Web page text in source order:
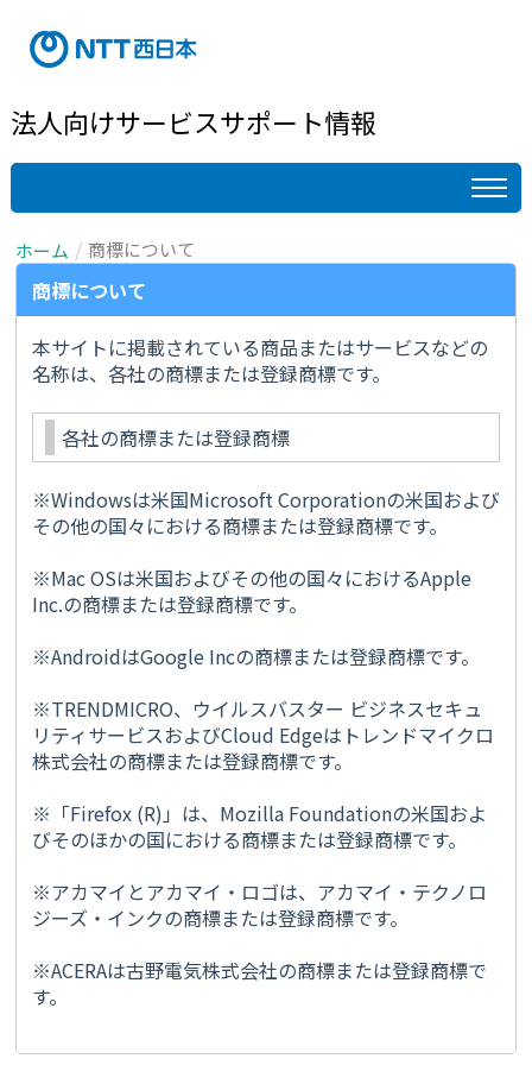
法人向けサービスサポート情報
ホーム 商標について
商標について
本サイトに掲載されている商品またはサービスなどの
名称は、各社の商標または登録商標です。
各社の商標または登録商標
※Windowsは米国Microsoft Corporationの米国および
その他の国々における商標または登録商標です。
※Mac OSは米国およびその他の国々におけるApple
Inc.の商標または登録商標です。
※AndroidはGoogle Incの商標または登録商標です。
※TRENDMICRO、ウイルスバスター ビジネスセキュ
リティサービスおよびCloud Edgeはトレンドマイクロ
株式会社の商標または登録商標です。
※「Firefox (R)」は、Mozilla Foundationの米国およ
びそのほかの国における商標または登録商標です。
※アカマイとアカマイ・ロゴは、アカマイ・テクノロ
ジーズ・インクの商標または登録商標です。
※ACERAは古野電気株式会社の商標または登録商標で
す。